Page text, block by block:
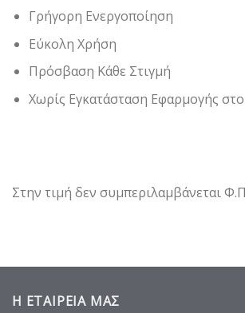
Γρήγορη Ενεργοποίηση
Εύκολη Χρήση
Πρόσβαση Κάθε Στιγμή
Χωρίς Εγκατάσταση Εφαρμογής
Στην τιμή δεν συμπεριλαμβάνεται
Η ΕΤΑΙΡΕΙΑ ΜΑΣ